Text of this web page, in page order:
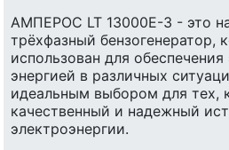
АМПЕРОС LT 13000E-3 - это
трёхфазный
использован для
энергией в различных
идеальным выбором для тех,
качественный и надежный
электроэнергии.